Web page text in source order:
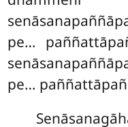
pe…
pe…